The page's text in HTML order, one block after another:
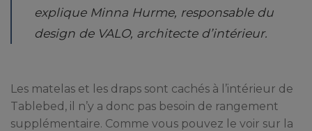
explique Minna Hurme, responsable du
design de VALO, architecte d’intérieur.
Les matelas et les draps sont cachés à l’intérieur de
Tablebed, il n’y a donc pas besoin de rangement
supplémentaire. Comme vous pouvez le voir sur la